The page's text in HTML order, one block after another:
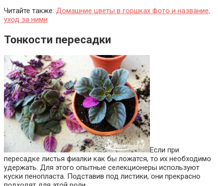
Читайте также: Домашние цветы в горшках фото и название,
уход за ними
Тонкости пересадки
Если при
пересадке листья фиалки как бы ложатся, то их необходимо
удержать. Для этого опытные селекционеры используют
куски пенопласта. Подставив под листики, они прекрасно